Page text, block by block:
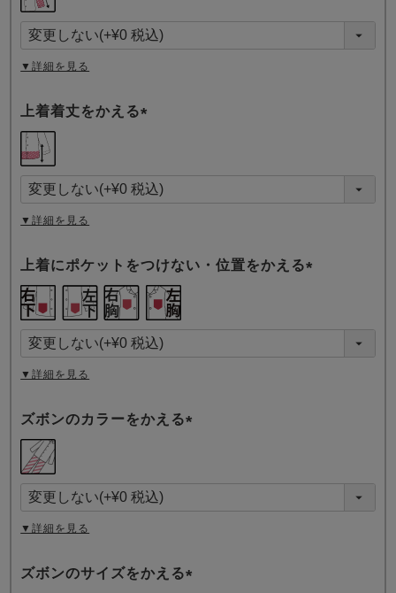
須
)
▼詳細を見る
上着着丈をかえる
須
)
▼詳細を見る
上着にポケットをつけない・位置をかえる
須
)
▼詳細を見る
ズボンのカラーをかえる
須
)
▼詳細を見る
ズボンのサイズをかえる